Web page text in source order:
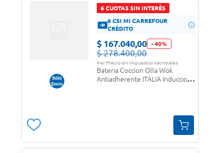
6 CUOTAS SIN INTERÉS
6 CSI MI CARREFOUR
CRÉDITO
$ 167.040,00 -40%
$ 278.400,00
Ver Precio sin impuestos nacionales
Bateria Coccion Olla Wok
Antiadherente ITALIA Induccion